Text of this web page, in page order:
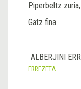
Piperbeltz
Gatz fina
ALBERJINI
ERREZETA